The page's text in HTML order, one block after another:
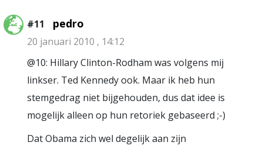
#11 pedro
20 januari 2010 , 14:12
@10: Hillary Clinton-Rodham was volgens mij
linkser. Ted Kennedy ook. Maar ik heb hun
stemgedrag niet bijgehouden, dus dat idee is
mogelijk alleen op hun retoriek gebaseerd ;-)
Dat Obama zich wel degelijk aan zijn